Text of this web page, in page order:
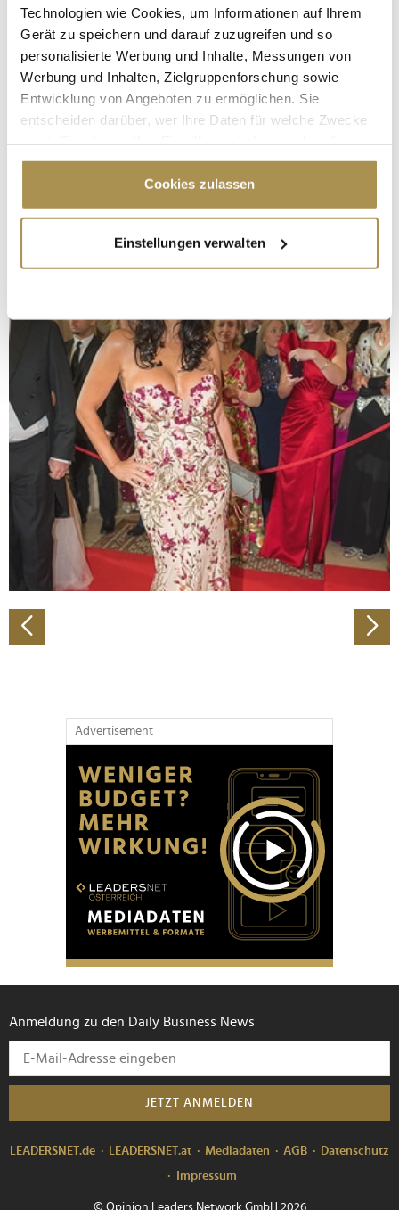
Technologien wie Cookies, um Informationen auf Ihrem
Gerät zu speichern und darauf zuzugreifen und so
personalisierte Werbung und Inhalte, Messungen von
Werbung und Inhalten, Zielgruppenforschung sowie
Entwicklung von Angeboten zu ermöglichen. Sie
entscheiden darüber, wer Ihre Daten für welche Zwecke
Cookie-Erklärung oder durch Klicken auf das Privacy
Trigger Symbol ändern oder widerrufen
Informationen über Ihre geografische Lage
erfassen, welche bis auf einige Meter genau sein
bestimmten Merkmalen (Fingerprinting) identifizieren
Erfahren Sie mehr darüber, wie Ihre persönlichen Daten
verarbeitet werden, und legen Sie Ihre Präferenzen im
Abschnitt Einzelheitenfest.
Wir verwenden Cookies, um Inhalte und Anzeigen zu
personalisieren, Funktionen für soziale Medien anbieten
zu können und die Zugriffe auf unsere Website zu
analysieren. Außerdem geben wir Informationen zu Ihrer
Verwendung unserer Website an unsere Partner für
soziale Medien, Werbung und Analysen weiter. Unsere
Partner führen diese Informationen möglicherweise mit
haben oder die sie im Rahmen Ihrer Nutzung der Dienste
gesammelt haben.
Cookies zulassen
Einstellungen verwalten
Advertisement
Anmeldung zu den Daily Business News
JETZT ANMELDEN
LEADERSNET.de LEADERSNET.at Mediadaten AGB
Datenschutz
Impressum